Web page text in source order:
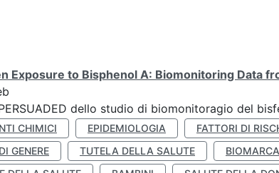
Exposure to Bisphenol A: Biomonitoring Data
dello studio di biomonitoragio del
CHIMICI EPIDEMIOLOGIA FATTORI DI
GENERE
TUTELA DELLA SALUTE